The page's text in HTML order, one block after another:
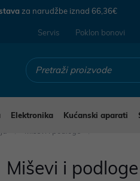
za narudžbe iznad 66,36€
Servis Poklon bonovi
Elektronika Kućanski aparati
Miševi i podloge